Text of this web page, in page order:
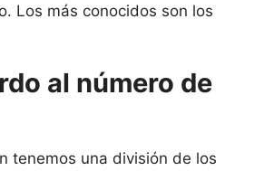
Los más conocidos son los
al número de
tenemos una división de los